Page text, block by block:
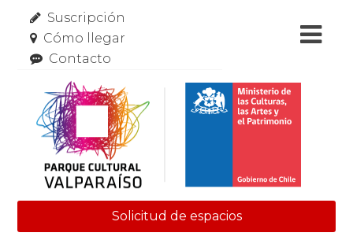
Suscripción
Cómo llegar
Contacto
Solicitud de espacios